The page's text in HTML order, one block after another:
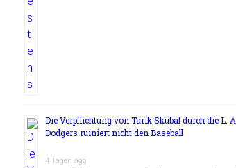
Die Verpflichtung von Tarik Skubal durch die L. A.
Dodgers ruiniert nicht den Baseball
4 Tagen ago